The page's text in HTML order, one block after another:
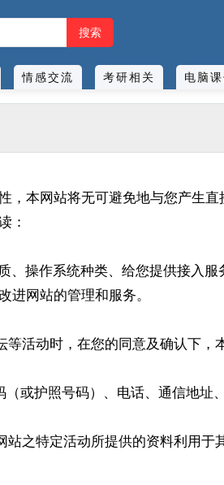
情感交流 考研相关 电脑
本网站将无可避免地与您产生
：
操作系统种类、给您提供接入
网站的管理和服务。
活动时，在您的同意及确认下
或护照号码）、电话、通信地址
之特定活动所提供的资料利用